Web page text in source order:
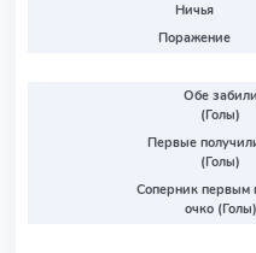
Ничья
Поражение
Обе забили
(Голы)
Первые
(Голы)
Соперник первым
очко (Голы)